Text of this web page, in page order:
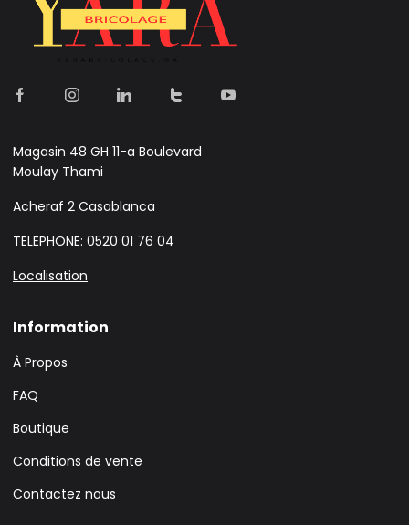
Magasin 48 GH 11-a Boulevard
Moulay Thami
Acheraf 2 Casablanca
TELEPHONE: 0520 01 76 04
Localisation
Information
À Propos
FAQ
Boutique
Conditions de vente
Contactez nous